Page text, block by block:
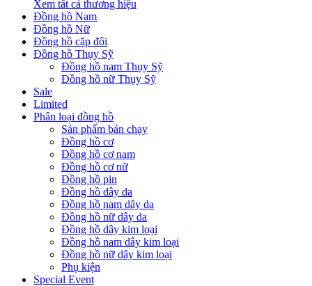
Xem tất cả thương hiệu
Đồng hồ Nam
Đồng hồ Nữ
Đồng hồ cặp đôi
Đồng hồ Thụy Sỹ
Đồng hồ nam Thụy Sỹ
Đồng hồ nữ Thụy Sỹ
Sale
Limited
Phân loại đồng hồ
Sản phẩm bán chạy
Đồng hồ cơ
Đồng hồ cơ nam
Đồng hồ cơ nữ
Đồng hồ pin
Đồng hồ dây da
Đồng hồ nam dây da
Đồng hồ nữ dây da
Đồng hồ dây kim loại
Đồng hồ nam dây kim loại
Đồng hồ nữ dây kim loại
Phụ kiện
Special Event